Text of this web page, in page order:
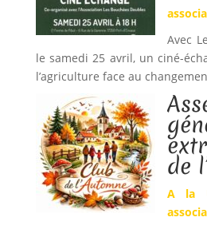
Avec
le samedi 25 avril, un ciné-
l’agriculture face au
de
A la